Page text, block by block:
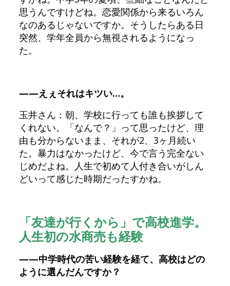
思うんですけどね。恋愛関係から来るいろん
なのあるじゃないですか。そうしたらある日
突然、学年全員から無視されるようになっ
た。
——えぇそれはキツい…。
玉井さん：朝、学校に行っても誰も挨拶して
くれない。「なんで？」って思ったけど、理
由も分からないまま、それが2、3ヶ月続い
た。暴力はなかったけど、今で言う完全ない
じめだよね。人生で初めて人付き合いがしん
どいって感じた時期だったすかね。
「友達が行くから」で高校進学。
人生初の水商売も経験
——中学時代の苦い経験を経て、高校はどの
ように選んだんですか？